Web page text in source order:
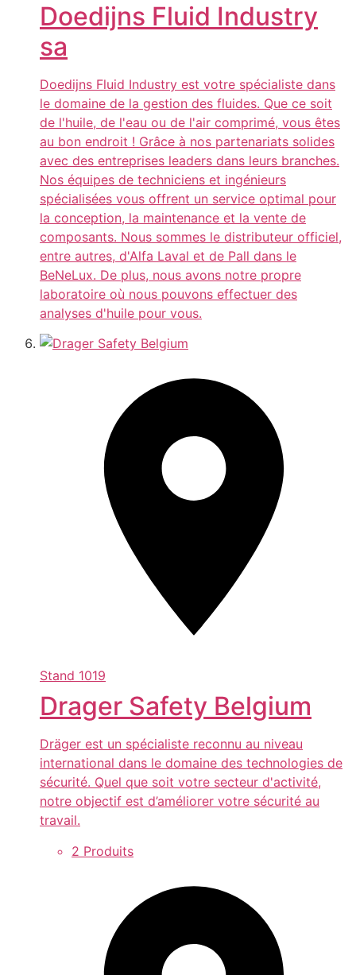
Doedijns Fluid Industry
sa
Doedijns Fluid Industry est votre spécialiste dans
le domaine de la gestion des fluides. Que ce soit
de l'huile, de l'eau ou de l'air comprimé, vous êtes
au bon endroit ! Grâce à nos partenariats solides
avec des entreprises leaders dans leurs branches.
Nos équipes de techniciens et ingénieurs
spécialisées vous offrent un service optimal pour
la conception, la maintenance et la vente de
composants. Nous sommes le distributeur officiel,
entre autres, d'Alfa Laval et de Pall dans le
BeNeLux. De plus, nous avons notre propre
laboratoire où nous pouvons effectuer des
analyses d'huile pour vous.
Stand 1019
Drager Safety Belgium
Dräger est un spécialiste reconnu au niveau
international dans le domaine des technologies de
sécurité. Quel que soit votre secteur d'activité,
notre objectif est d’améliorer votre sécurité au
travail.
2 Produits